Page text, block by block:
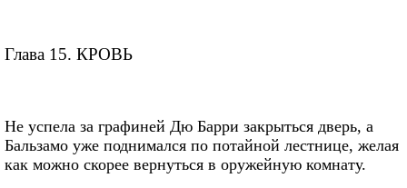
Глава 15. КРОВЬ
Не успела за графиней Дю Барри закрыться дверь, а
Бальзамо уже поднимался по потайной лестнице, желая
как можно скорее вернуться в оружейную комнату.